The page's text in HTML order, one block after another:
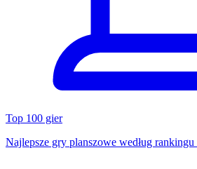
Top 100 gier
Najlepsze gry planszowe według rankingu